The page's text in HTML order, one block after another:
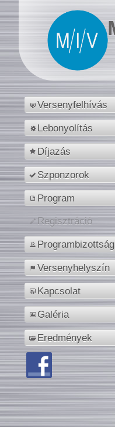
Versenyfelhívás
Lebonyolítás
Díjazás
Szponzorok
Program
Regisztráció
Programbizottság
Versenyhelyszín
Kapcsolat
Galéria
Eredmények